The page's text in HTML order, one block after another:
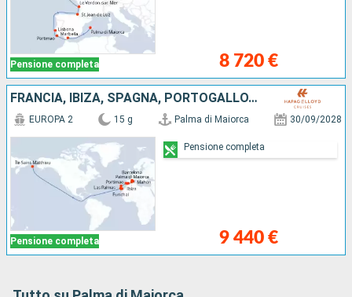
Pensione completa 8 720 €
FRANCIA, IBIZA, SPAGNA, PORTOGALLO, MAIORCA, ISLANDA
Pensione completa
EUROPA 2 15 g Palma di Maiorca 30/09/2028
9 440 €
Pensione completa